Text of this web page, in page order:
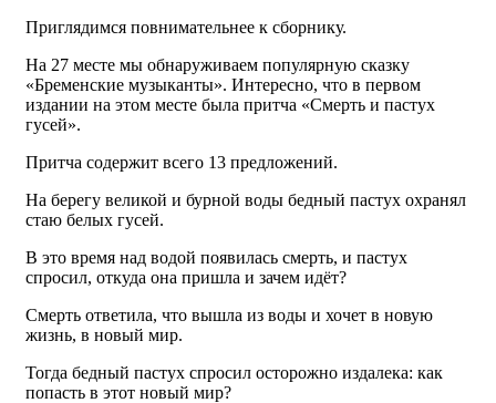
Приглядимся повнимательнее к сборнику.
На 27 месте мы обнаруживаем популярную сказку
«Бременские музыканты». Интересно, что в первом
издании на этом месте была притча «Смерть и пастух
гусей».
Притча содержит всего 13 предложений.
На берегу великой и бурной воды бедный пастух охранял
стаю белых гусей.
В это время над водой появилась смерть, и пастух
спросил, откуда она пришла и зачем идёт?
Смерть ответила, что вышла из воды и хочет в новую
жизнь, в новый мир.
Тогда бедный пастух спросил осторожно издалека: как
попасть в этот новый мир?